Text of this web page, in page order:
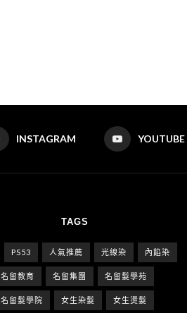
INSTAGRAM YOUTUBE
TAGS
PS53 人氣推薦 光線染 內餡染
名留教育 名留集團 名留髮學苑
名留髮學院 女生染髮 女生燙髮